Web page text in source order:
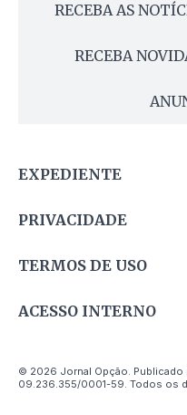
RECEBA AS
RECEBA
EXPEDIENTE
PRIVACIDADE
TERMOS DE USO
ACESSO INTERNO
© 2026 Jornal Opção. Publicado
09.236.355/0001-59. Todos os